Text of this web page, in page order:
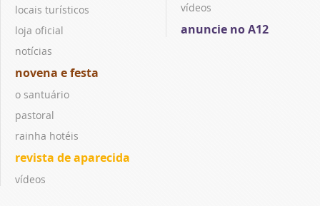
locais turísticos
loja oficial
notícias
novena e festa
o santuário
pastoral
rainha hotéis
revista de aparecida
vídeos
vídeos
anuncie no A12